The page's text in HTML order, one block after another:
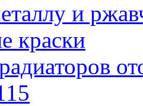
и
краски